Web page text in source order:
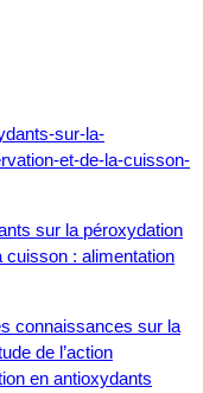
sur la péroxydation
cuisson : alimentation
connaissances sur la
de l’action
en antioxydants